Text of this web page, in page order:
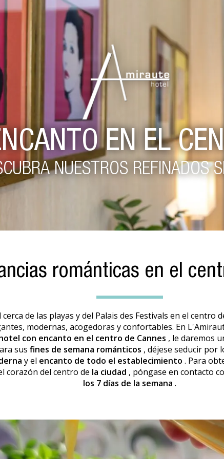
EN EL
NUESTROS REFINADOS
románticas en el
de las playas y del Palais des Festivals en el centro
modernas, acogedoras y confortables. En
con encanto en el centro de Cannes , le daremos
sus fines de semana románticos , déjese seducir por
y el encanto de todo el establecimiento . Para
corazón del centro de la ciudad , póngase en contacto
los 7 días de la semana .